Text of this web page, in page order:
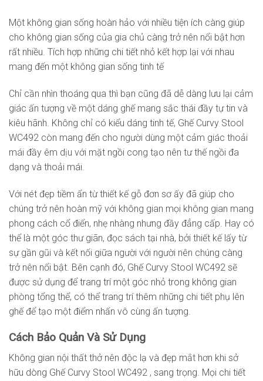
Một không gian sống hoàn hảo với nhiều tiện ích càng giúp
cho không gian sống của gia chủ càng trở nên nổi bật hơn
rất nhiều. Tích hợp những chi tiết nhỏ kết hợp lại với nhau
mang đến một không gian sống tinh tế
Chỉ cần nhìn thoáng qua thì bạn cũng đã dễ dàng lưu lại cảm
giác ấn tượng về một dáng ghế mang sắc thái đầy tự tin và
kiêu hãnh. Không chỉ có kiểu dáng tinh tế, Ghế Curvy Stool
WC492 còn mang đến cho người dùng một cảm giác thoải
mái đầy êm dịu với mặt ngồi cong tạo nên tư thế ngồi đa
dạng và thoải mái.
Với nét đẹp tiềm ẩn từ thiết kế gỗ đơn sơ ấy đã giúp cho
chúng trở nên hoàn mỹ với không gian mọi không gian mang
phong cách cổ điển, nhẹ nhàng nhưng đầy đẳng cấp. Hay có
thể là một góc thư giãn, đọc sách tại nhà, bởi thiết kế lấy từ
sự gần gũi và kết nối giữa người với người nên chúng càng
trở nên nổi bật. Bên cạnh đó, Ghế Curvy Stool WC492 sẽ
được sử dụng để trang trí một góc nhỏ trong không gian
phòng tổng thể, có thể trang trí thêm những chi tiết phụ lên
ghế để tạo một điểm nhấn vô cùng ấn tượng.
Cách Bảo Quản Và Sử Dụng
Không gian nội thất thở nên độc lạ và đẹp mắt hơn khi sở
hữu dòng Ghế Curvy Stool WC492 , sang trọng. Mọi chi tiết